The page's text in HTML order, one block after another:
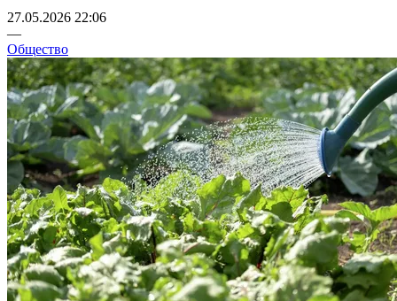
27.05.2026 22:06
—
Общество